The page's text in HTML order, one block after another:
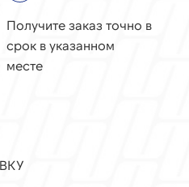
Получите заказ точно в
срок в указанном
месте